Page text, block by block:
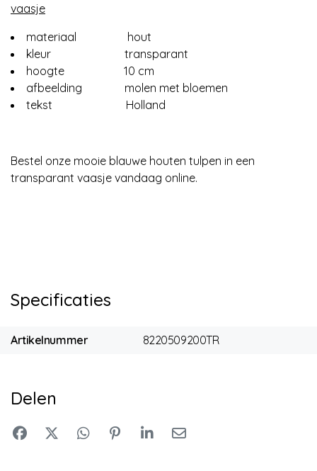
vaasje
materiaal hout
kleur transparant
hoogte 10 cm
afbeelding molen met bloemen
tekst Holland
Bestel onze mooie blauwe houten tulpen in een
transparant vaasje vandaag online.
Specificaties
Artikelnummer 8220509200TR
Delen